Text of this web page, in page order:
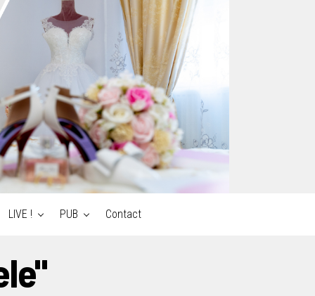
LIVE ! PUB Contact